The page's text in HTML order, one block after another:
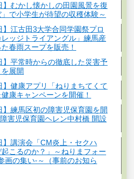
】むかし懐かしの田園風景を復
で小学生が待望の収穫体験～
】江古田3大学合同学園祭プロ
ッジトライアングル」練馬産
春雨スープを販売！
】平常時からの徹底した災害予
展開
】健康アプリ「ねりまちてくて
康キャンペーンを開催！
】練馬区初の障害児保育園を開
害児保育園ヘレン中村橋 開設
】講演会「CM炎上・セクハ
こるのか？」～ねりまフォー
画の集い-～（事前のお知ら